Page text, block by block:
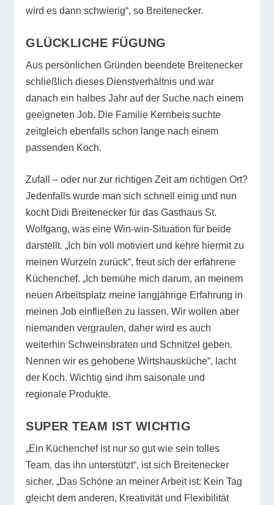
wird es dann schwierig“, so Breitenecker.
GLÜCKLICHE FÜGUNG
Aus persönlichen Gründen beendete Breitenecker
schließlich dieses Dienstverhältnis und war
danach ein halbes Jahr auf der Suche nach einem
geeigneten Job. Die Familie Kernbeis suchte
zeitgleich ebenfalls schon lange nach einem
passenden Koch.
Zufall – oder nur zur richtigen Zeit am richtigen Ort?
Jedenfalls wurde man sich schnell einig und nun
kocht Didi Breitenecker für das Gasthaus St.
Wolfgang, was eine Win-win-Situation für beide
darstellt. „Ich bin voll motiviert und kehre hiermit zu
meinen Wurzeln zurück“, freut sich der erfahrene
Küchenchef. „Ich bemühe mich darum, an meinem
neuen Arbeitsplatz meine langjährige Erfahrung in
meinen Job einfließen zu lassen. Wir wollen aber
niemanden vergraulen, daher wird es auch
weiterhin Schweinsbraten und Schnitzel geben.
Nennen wir es gehobene Wirtshausküche“, lacht
der Koch. Wichtig sind ihm saisonale und
regionale Produkte.
SUPER TEAM IST WICHTIG
„Ein Küchenchef ist nur so gut wie sein tolles
Team, das ihn unterstützt“, ist sich Breitenecker
sicher. „Das Schöne an meiner Arbeit ist: Kein Tag
gleicht dem anderen, Kreativität und Flexibilität